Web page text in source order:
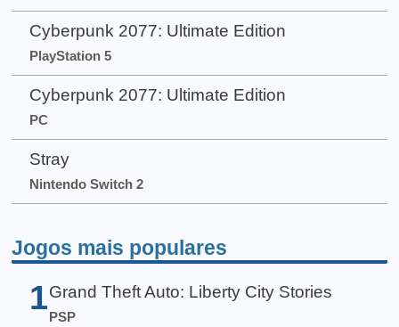
Cyberpunk 2077: Ultimate Edition
PlayStation 5
Cyberpunk 2077: Ultimate Edition
PC
Stray
Nintendo Switch 2
Jogos mais populares
1 Grand Theft Auto: Liberty City Stories
PSP